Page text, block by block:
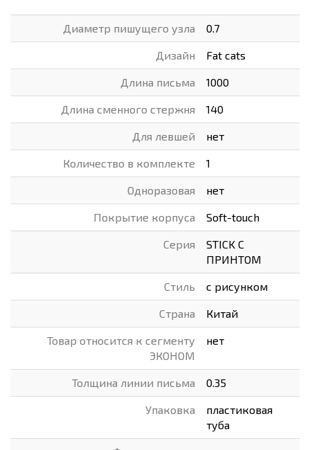
Диаметр пишущего узла 0.7
Дизайн Fat cats
Длина письма 1000
Длина сменного стержня 140
Для левшей нет
Количество в комплекте 1
Одноразовая нет
Покрытие корпуса Soft-touch
Серия
STICK С
ПРИНТОМ
Стиль с рисунком
Страна Китай
Товар относится к сегменту
ЭКОНОМ
нет
Толщина линии письма 0.35
Упаковка
пластиковая
туба